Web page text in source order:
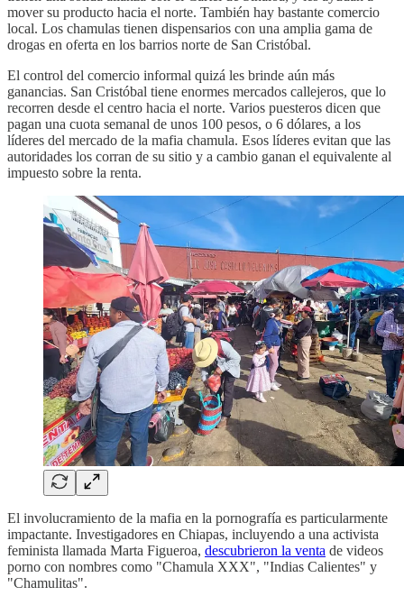
mover su producto hacia el norte. También hay bastante comercio
local. Los chamulas tienen dispensarios con una amplia gama de
drogas en oferta en los barrios norte de San Cristóbal.
El control del comercio informal quizá les brinde aún más
ganancias. San Cristóbal tiene enormes mercados callejeros, que lo
recorren desde el centro hacia el norte. Varios puesteros dicen que
pagan una cuota semanal de unos 100 pesos, o 6 dólares, a los
líderes del mercado de la mafia chamula. Esos líderes evitan que las
autoridades los corran de su sitio y a cambio ganan el equivalente al
impuesto sobre la renta.
El involucramiento de la mafia en la pornografía es particularmente
impactante. Investigadores en Chiapas, incluyendo a una activista
feminista llamada Marta Figueroa, descubrieron la venta de videos
porno con nombres como "Chamula XXX", "Indias Calientes" y
"Chamulitas".